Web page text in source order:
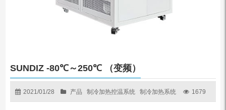
SUNDIZ -80℃～250℃ （变频）
2021/01/28 产品 制冷加热控温系统 制冷加热系统 1679